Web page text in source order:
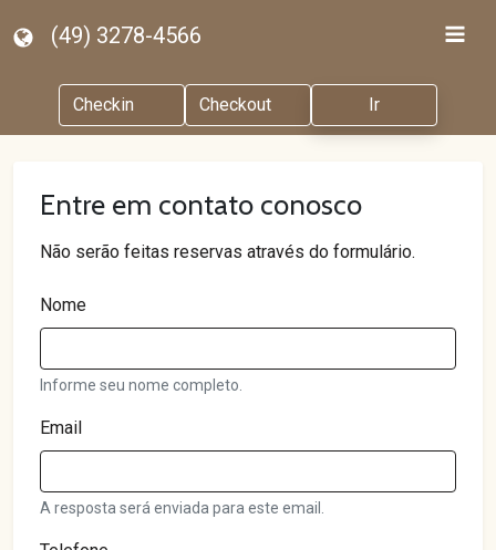
(49) 3278-4566
Ir
Entre em contato conosco
Não serão feitas reservas através do formulário.
Nome
Informe seu nome completo.
Email
A resposta será enviada para este email.